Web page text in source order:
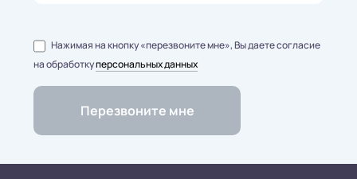
Нажимая на кнопку «перезвоните мне», Вы даете согласие
на обработкуперсональных данных